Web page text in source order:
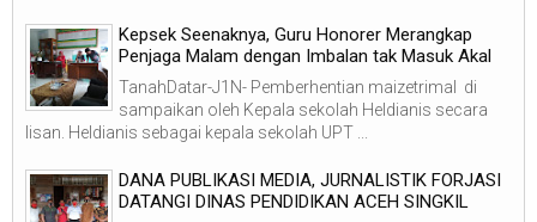
Kepsek Seenaknya, Guru Honorer Merangkap
Penjaga Malam dengan Imbalan tak Masuk Akal
TanahDatar-J1N- Pemberhentian maizetrimal di
sampaikan oleh Kepala sekolah Heldianis secara
lisan. Heldianis sebagai kepala sekolah UPT ...
DANA PUBLIKASI MEDIA, JURNALISTIK FORJASI
DATANGI DINAS PENDIDIKAN ACEH SINGKIL